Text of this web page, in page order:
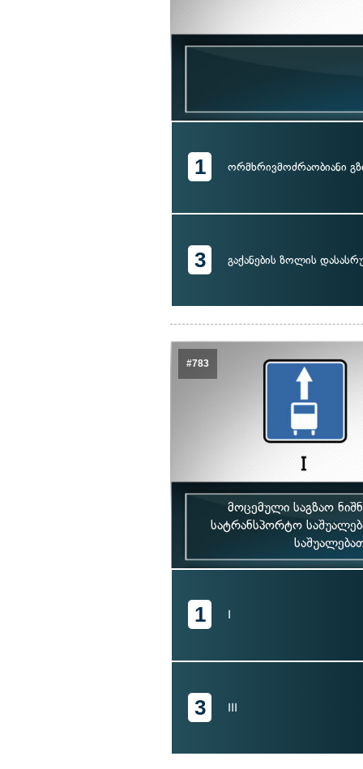
1 ორმხრივმოძრაობიანი
3 გაქანების ზოლის
#783
მოცემული საგზაო
სატრანსპორტო
1 I
3 III